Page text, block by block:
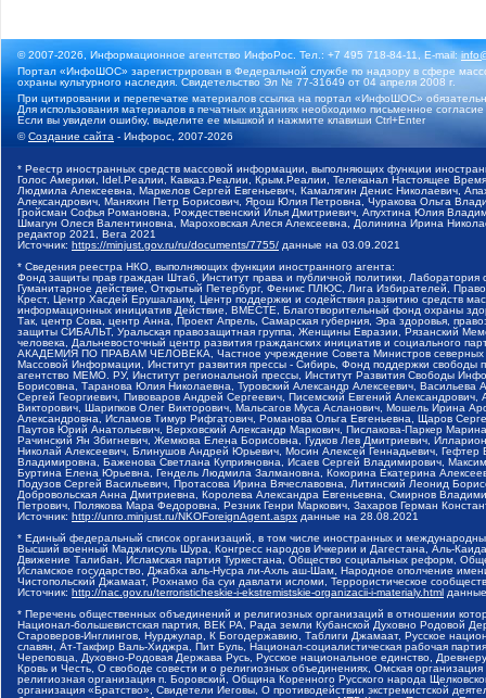
© 2007-2026, Информационное агентство ИнфоРос. Тел.: +7 495 718-84-11, E-mail:
Портал «ИнфоШОС» зарегистрирован в Федеральной службе по надзору в сфере
охраны культурного наследия. Свидетельство Эл № 77-31649 от 04 апреля 2008 г.
При цитировании и перепечатке материалов ссылка на портал «ИнфоШОС»
Для использования материалов в печатных изданиях необходимо письменное
Если вы увидели ошибку, выделите ее мышкой и нажмите клавиши Ctrl+Enter
©Создание сайта - Инфорос, 2007-2026
* Реестр иностранных средств массовой информации, выполняющих функции
Голос Америки, Idel.Реалии, Кавказ.Реалии, Крым.Реалии, Телеканал Настоящее
Людмила Алексеевна, Маркелов Сергей Евгеньевич, Камалягин Денис Николаевич,
Александрович, Маняхин Петр Борисович, Ярош Юлия Петровна, Чуракова Ольга
Гройсман Софья Романовна, Рождественский Илья Дмитриевич, Апухтина Юлия
Шмагун Олеся Валентиновна, Мароховская Алеся Алексеевна, Долинина Ирина
редактор 2021, Вега 2021
Источник: https://minjust.gov.ru/ru/documents/7755/ данные на 03.09.2021
* Сведения реестра НКО, выполняющих функции иностранного агента:
Фонд защиты прав граждан Штаб, Институт права и публичной политики,
Гуманитарное действие, Открытый Петербург, Феникс ПЛЮС, Лига Избирателей,
Крест, Центр Хасдей Ерушалаим, Центр поддержки и содействия развитию средств
информационных инициатив Действие, ВМЕСТЕ, Благотворительный фонд охраны
Так, центр Сова, центр Анна, Проект Апрель, Самарская губерния, Эра здоровья,
защиты СИБАЛЬТ, Уральская правозащитная группа, Женщины Евразии, Рязанский
человека, Дальневосточный центр развития гражданских инициатив и социального
АКАДЕМИЯ ПО ПРАВАМ ЧЕЛОВЕКА, Частное учреждение Совета Министров северных
Массовой Информации, Институт развития прессы - Сибирь, Фонд поддержки
агентство МЕМО. РУ, Институт региональной прессы, Институт Развития Свободы
Борисовна, Таранова Юлия Николаевна, Туровский Александр Алексеевич,
Сергей Георгиевич, Пивоваров Андрей Сергеевич, Писемский Евгений
Викторович, Шарипков Олег Викторович, Мальсагов Муса Асланович, Мошель Ирина
Александровна, Исламов Тимур Рифгатович, Романова Ольга Евгеньевна, Щаров
Паутов Юрий Анатольевич, Верховский Александр Маркович, Пислакова-Паркер
Рачинский Ян Збигневич, Жемкова Елена Борисовна, Гудков Лев Дмитриевич,
Николай Алексеевич, Блинушов Андрей Юрьевич, Мосин Алексей Геннадьевич,
Владимировна, Баженова Светлана Куприяновна, Исаев Сергей Владимирович,
Буртина Елена Юрьевна, Гендель Людмила Залмановна, Кокорина Екатерина
Подузов Сергей Васильевич, Протасова Ирина Вячеславовна, Литинский Леонид
Добровольская Анна Дмитриевна, Королева Александра Евгеньевна, Смирнов
Петрович, Полякова Мара Федоровна, Резник Генри Маркович, Захаров Герман
Источник: http://unro.minjust.ru/NKOForeignAgent.aspx данные на 28.08.2021
* Единый федеральный список организаций, в том числе иностранных и
Высший военный Маджлисуль Шура, Конгресс народов Ичкерии и Дагестана, Аль-
Движение Талибан, Исламская партия Туркестана, Общество социальных реформ,
Исламское государство, Джабха аль-Нусра ли-Ахль аш-Шам, Народное ополчение
Чистопольский Джамаат, Рохнамо ба суи давлати исломи, Террористическое
Источник: http://nac.gov.ru/terroristicheskie-i-ekstremistskie-organizacii-i-materialy.html
* Перечень общественных объединений и религиозных организаций в отношении
Национал-большевистская партия, ВЕК РА, Рада земли Кубанской Духовно Родовой
Староверов-Инглингов, Нурджулар, К Богодержавию, Таблиги Джамаат, Русское
славян, Ат-Такфир Валь-Хиджра, Пит Буль, Национал-социалистическая рабочая
Череповца, Духовно-Родовая Держава Русь, Русское национальное единство,
Кровь и Честь, О свободе совести и о религиозных объединениях, Омская
религиозная организация п. Боровский, Община Коренного Русского народа
организация «Братство», Свидетели Иеговы, О противодействии экстремистской